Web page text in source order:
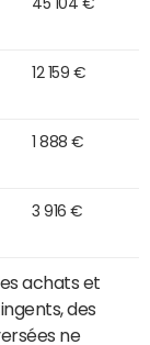
45 104 €
12 159 €
1 888 €
3 916 €
achats et
des
ne